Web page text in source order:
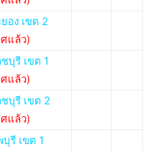
อง เขต 2
แล้ว)
บุรี เขต 1
แล้ว)
บุรี เขต 2
แล้ว)
รี เขต 1